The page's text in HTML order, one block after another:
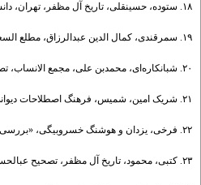
۱۸. ستوده، حسینقلی، تاریخ آل مظفر، تهران، دانشگاه تهران، ۱۳۴۶ش.
۱۹. سمرقندی، کمال الدین عبدالرزاق، مطلع السعدین و مجمع البحرین، به اهتمام عبدالحسین نوایی، بخش اول ج۱، تهران، موسسه مطالعات و تحقیقات فرهنگی پژوهشگاه، ۱۳۷۲ش.
۲۰. شبانکاره‌ای، محمدبن علی، مجمع الانساب، تصحیح میرهاشم محدث، تهران، امیرکبیر، ۱۳۶۳ش.
۲۱. شریک امین، شمیس، فرهنگ اصطلاحات دیوانی دوران مغول، بی‌جا، فرهنگستان ادب و هنر ایران، ۱۳۵۷ش.
۲۲. فرخی، یزدان و هوشنگ خسروبیگی، «بررسی دلایل ناکارآمدی دیوان عرض خوارزمشاهیان در رویارویی با مغولان»، تاریخ ایران، ش ۵/۶۷، ۱۲۶-۱۱۱، ۱۳۹۰ش.
۲۳. کتبی، محمود، تاریخ آل مظفر، تصحیح عبالحسین نوایی، تهران، امیرکبیر، ۱۳۶۴ش.